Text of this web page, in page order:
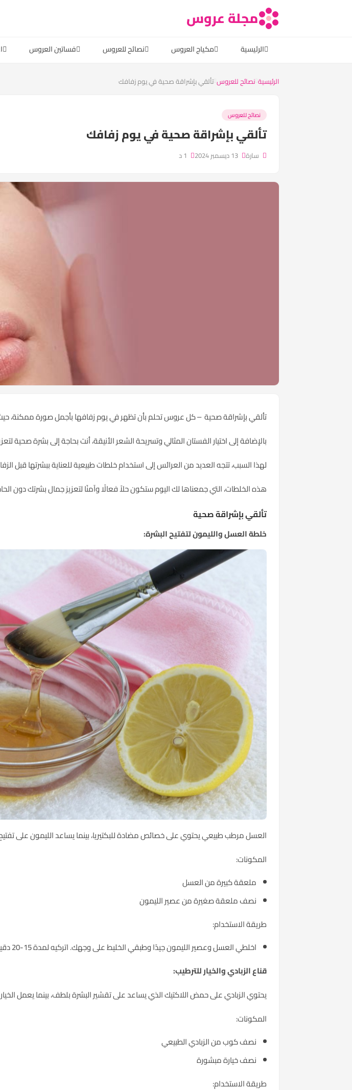
مجلة عروس
الرئيسية مكياج العروس نصائح للعروس فساتين العروس
الرئيسية نصائح للعروس تألقي بإشراقة صحية في يوم زفافك
نصائح للعروس
تألقي بإشراقة صحية في يوم زفافك
سارة
تألقي بإشراقة صحية – كل عروس تحلم بأن تظهر في يوم زفافها بأجمل صورة ممكنة،
بالإضافة إلى اختيار الفستان المثالي وتسريحة الشعر الأنيقة، أنت بحاجة إلى بشرة صحية
لهذا السبب، تتجه العديد من العرائس إلى استخدام خلطات طبيعية للعناية ببشرتها
هذه الخلطات، التي جمعناها لك اليوم ستكون حلاً فعالًا وآمنًا لتعزيز جمال بشرتك دون
تألقي بإشراقة صحية
خلطة العسل والليمون لتفتيح البشرة:
العسل مرطب طبيعي يحتوي على خصائص مضادة للبكتيريا، بينما يساعد الليمون على
المكونات:
ملعقة كبيرة من العسل
نصف ملعقة صغيرة من عصير الليمون
طريقة الاستخدام:
اخلطي العسل وعصير الليمون جيدًا وطبقي الخليط على وجهك. اتركيه لمدة 15-20 دقيقة ثم اغسليه بالماء الفاتر.
قناع الزبادي والخيار للترطيب:
يحتوي الزبادي على حمض اللاكتيك الذي يساعد على تقشير البشرة بلطف، بينما يعمل
المكونات:
نصف كوب من الزبادي الطبيعي
نصف خيارة مبشورة
طريقة الاستخدام: